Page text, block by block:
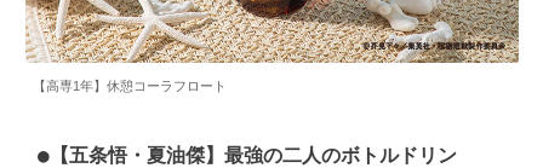
【高専1年】休憩コーラフロート
● 【五条悟・夏油傑】最強の二人のボトルドリン